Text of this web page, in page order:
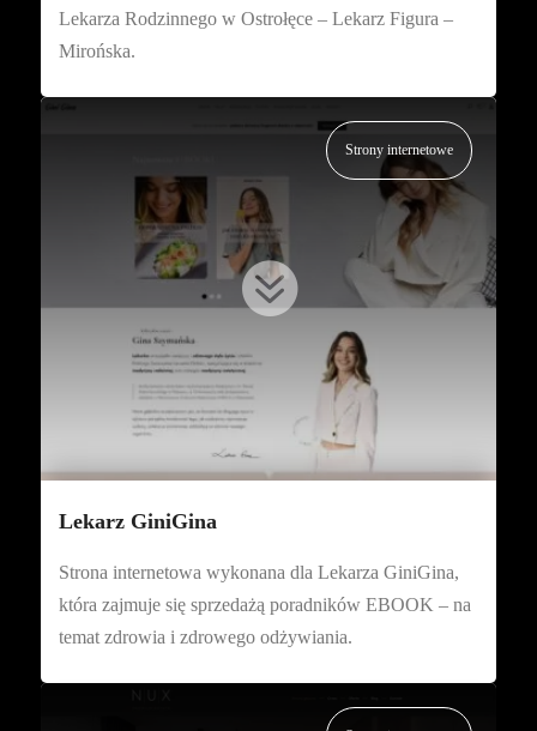
Lekarza Rodzinnego w Ostrołęce – Lekarz Figura –
Mirońska.
Strony internetowe

Lekarz GiniGina
Strona internetowa wykonana dla Lekarza GiniGina,
która zajmuje się sprzedażą poradników EBOOK – na
temat zdrowia i zdrowego odżywiania.